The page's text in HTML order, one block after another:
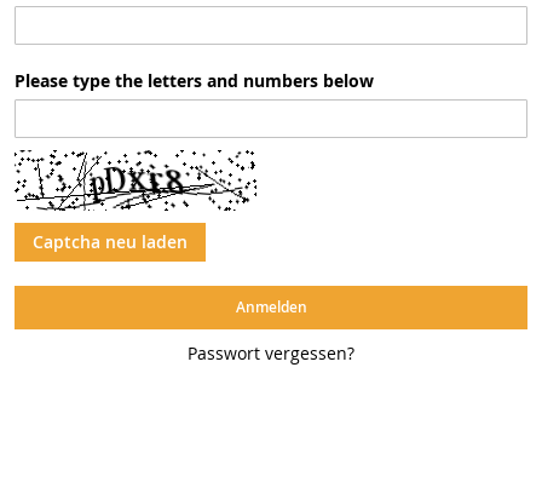
Please type the letters and numbers below
Captcha neu laden
Anmelden
Passwort vergessen?